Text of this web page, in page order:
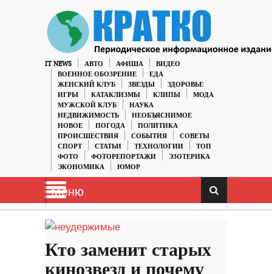
IT NEWS АВТО АФИША
ВИДЕО
ВОЕННОЕ ОБОЗРЕНИЕ
ЕДА
ЖЕНСКИЙ КЛУБ
ЗВЕЗДЫ
ЗДОРОВЬЕ
ИГРЫ
КАТАКЛИЗМЫ КЛИПЫ
МОДА
МУЖСКОЙ КЛУБ
НАУКА
НЕДВИЖИМОСТЬ
НЕОБЪЯСНИМОЕ
НОВОЕ
ПОГОДА
ПОЛИТИКА
ПРОИСШЕСТВИЯ
СОБЫТИЯ
СОВЕТЫ
СПОРТ
СТАТЬИ ТЕХНОЛОГИИ
ТОП
ФОТО
ФОТОРЕПОРТАЖИ
ЭЗОТЕРИКА
ЭКОНОМИКА
ЮМОР
Меню
Кто заменит старых